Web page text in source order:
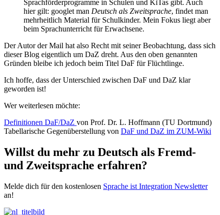
Sprachförderprogramme in Schulen und KiTas gibt. Auch
hier gilt: googlet man Deutsch als Zweitsprache, findet man
mehrheitlich Material für Schulkinder. Mein Fokus liegt aber
beim Sprachunterricht für Erwachsene.
Der Autor der Mail hat also Recht mit seiner Beobachtung, dass sich
dieser Blog eigentlich um DaZ dreht. Aus den oben genannten
Gründen bleibe ich jedoch beim Titel DaF für Flüchtlinge.
Ich hoffe, dass der Unterschied zwischen DaF und DaZ klar
geworden ist!
Wer weiterlesen möchte:
Definitionen DaF/DaZ von Prof. Dr. L. Hoffmann (TU Dortmund)
Tabellarische Gegenüberstellung von DaF und DaZ im ZUM-Wiki
Willst du mehr zu Deutsch als Fremd-
und Zweitsprache erfahren?
Melde dich für den kostenlosen Sprache ist Integration Newsletter
an!